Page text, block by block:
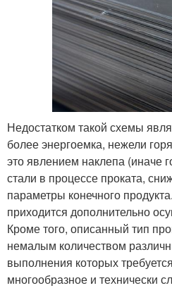
Недостатком такой схемы
более энергоемка, нежели
это явлением наклепа (иначе
стали в процессе проката,
параметры конечного
приходится дополнительно
Кроме того, описанный тип
немалым количеством
выполнения которых
многообразное и технически